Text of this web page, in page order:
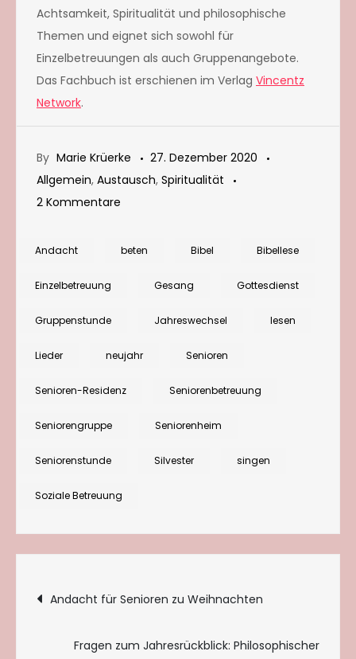
Achtsamkeit, Spiritualität und philosophische
Themen und eignet sich sowohl für
Einzelbetreuungen als auch Gruppenangebote.
Das Fachbuch ist erschienen im Verlag Vincentz
Network.
By Marie Krüerke
27. Dezember 2020
Allgemein, Austausch, Spiritualität
2 Kommentare
für
Andacht beten Bibel Bibellese
Einzelbetreuung Gesang Gottesdienst
Gruppenstunde Jahreswechsel lesen
Lieder neujahr Senioren
Senioren-Residenz Seniorenbetreuung
Seniorengruppe Seniorenheim
Seniorenstunde Silvester singen
Soziale Betreuung
Beitragsnavigation
Andacht für Senioren zu Weihnachten
Fragen zum Jahresrückblick: Philosophischer